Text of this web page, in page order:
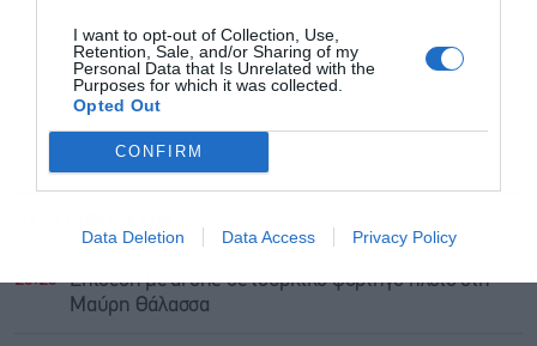
I want to opt-out of Collection, Use,
Retention, Sale, and/or Sharing of my
Personal Data that Is Unrelated with the
Purposes for which it was collected.
Opted Out
CONFIRM
Data Deletion Data Access Privacy Policy
23:25 Επίθεση με drone σε τουρκικό φορτηγό πλοίο στη
Μαύρη Θάλασσα